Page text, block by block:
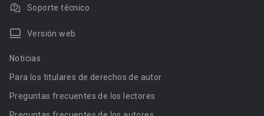
Soporte técnico
Versión web
Noticias
Para los titulares de derechos de autor
Preguntas frecuentes de los lectores